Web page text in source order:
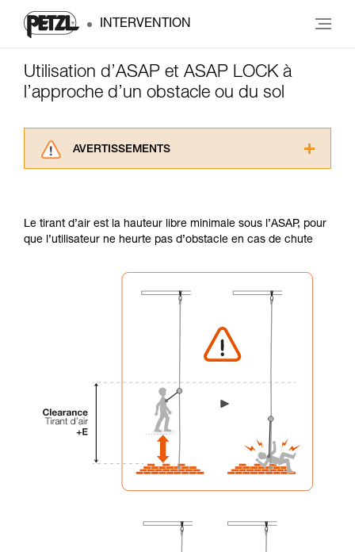
INTERVENTION
Utilisation d’ASAP et ASAP LOCK à
l’approche d’un obstacle ou du sol
AVERTISSEMENTS
informations de la notice technique pour
pouvoir comprendre ce complément
Maîtriser ces techniques nécessite une
formation et un entraînement spécifique. Validez
avec un professionnel votre capacité à refaire
de la reproduire en autonomie.
Nous donnons des exemples de techniques
que nous ne décrivons pas ici.
Le tirant d’air est la hauteur libre minimale sous l’ASAP, pour
que l’utilisateur ne heurte pas d’obstacle en cas de chute